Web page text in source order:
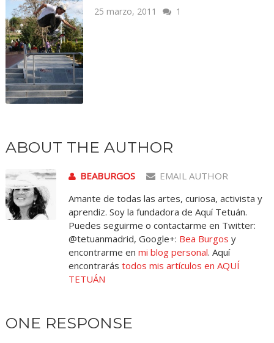
25 marzo, 2011 1
ABOUT THE AUTHOR
BEABURGOS
EMAIL AUTHOR
Amante de todas las artes, curiosa, activista y
aprendiz. Soy la fundadora de Aquí Tetuán.
Puedes seguirme o contactarme en Twitter:
@tetuanmadrid, Google+: Bea Burgos y
encontrarme en mi blog personal. Aquí
encontrarás todos mis artículos en AQUÍ
TETUÁN
ONE RESPONSE